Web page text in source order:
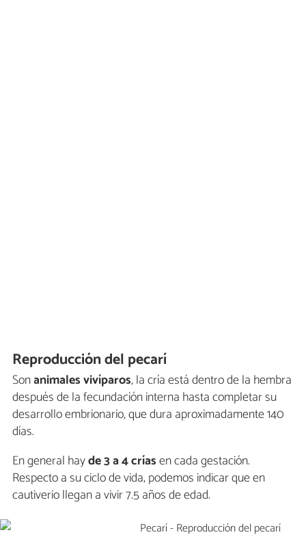
Reproducción del pecarí
Sonanimales vivíparos, la cría está dentro de la hembra
después de la fecundación interna hasta completar su
desarrollo embrionario, que dura aproximadamente 140
días.
En general hayde 3 a 4 críasen cada gestación.
Respecto a su ciclo de vida, podemos indicar que en
cautiverio llegan a vivir 7.5 años de edad.